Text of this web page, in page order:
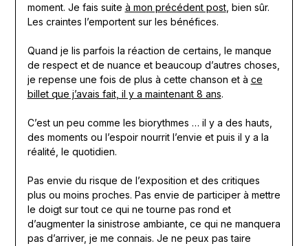
moment. Je fais suite à mon précédent post, bien sûr.
Les craintes l’emportent sur les bénéfices.
Quand je lis parfois la réaction de certains, le manque
de respect et de nuance et beaucoup d’autres choses,
je repense une fois de plus à cette chanson et à ce
billet que j’avais fait, il y a maintenant 8 ans.
C’est un peu comme les biorythmes … il y a des hauts,
des moments ou l’espoir nourrit l’envie et puis il y a la
réalité, le quotidien.
Pas envie du risque de l’exposition et des critiques
plus ou moins proches. Pas envie de participer à mettre
le doigt sur tout ce qui ne tourne pas rond et
d’augmenter la sinistrose ambiante, ce qui ne manquera
pas d’arriver, je me connais. Je ne peux pas taire